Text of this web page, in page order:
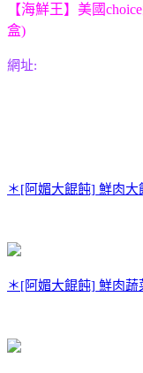
【海鮮王】美國
盒)
網址:
＊[阿媚大餛飩] 鮮肉大
＊[阿媚大餛飩] 鮮肉